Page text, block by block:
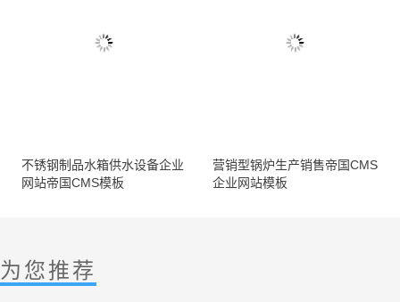
不锈钢制品水箱供水设备企业
网站帝国CMS模板
营销型锅炉生产销售帝国CMS
企业网站模板
为您推荐